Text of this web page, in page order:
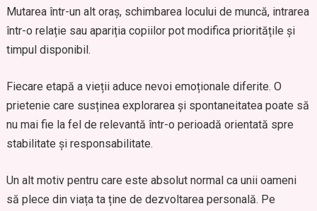
Mutarea într-un alt oraș, schimbarea locului de muncă, intrarea
într-o relație sau apariția copiilor pot modifica prioritățile și
timpul disponibil.
Fiecare etapă a vieții aduce nevoi emoționale diferite. O
prietenie care susținea explorarea și spontaneitatea poate să
nu mai fie la fel de relevantă într-o perioadă orientată spre
stabilitate și responsabilitate.
Un alt motiv pentru care este absolut normal ca unii oameni
să plece din viața ta ține de dezvoltarea personală. Pe